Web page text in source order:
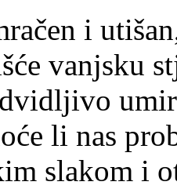
i
vanjsku
li nas
slakom i